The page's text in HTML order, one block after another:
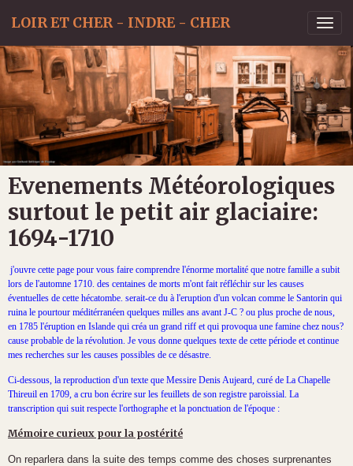
LOIR ET CHER - INDRE - CHER
Evenements Météorologiques
surtout le petit air glaciaire:
1694-1710
j'ouvre cette page pour vous faire comprendre l'énorme mortalité que notre famille a subit
lors de l'automne 1710. des centaines de morts m'ont fait réfléchir sur les causes
éventuelles de cette hécatombe. serait-ce du à l'eruption d'un volcan comme le Santorin qui
ruina le pourtour méditérranéen quelques milles ans avant J-C ? ou plus proche de nous,
en 1785 l'éruption en Islande qui créa un grand riff et qui provoqua une famine chez nous?
cause probable de la révolution. Je vous donne quelques texte de cette période et continue
mes recherches sur les causes possibles de ce désastre.
Ci-dessous, la reproduction d'un texte que Messire Denis Aujeard, curé de La Chapelle
Thireuil en 1709, a cru bon écrire sur les feuillets de son registre paroissial. La
transcription qui suit respecte l'orthographe et la ponctuation de l'époque :
Mémoire curieux pour la postérité
On reparlera dans la suite des temps comme des choses surprenantes